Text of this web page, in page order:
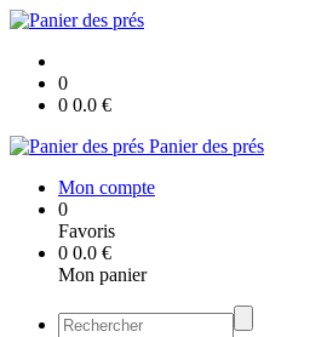
0
0 0.0 €
Panier des prés
Mon compte
0
Favoris
0 0.0 €
Mon panier